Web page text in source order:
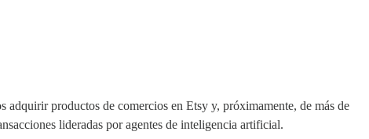
productos de comercios en Etsy y, próximamente, de más de
lideradas por agentes de inteligencia artificial.